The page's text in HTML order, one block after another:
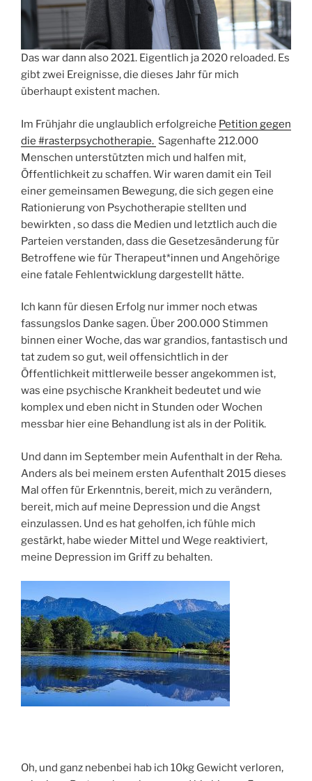
Das war dann also 2021. Eigentlich ja 2020 reloaded. Es
gibt zwei Ereignisse, die dieses Jahr für mich
überhaupt existent machen.
Im Frühjahr die unglaublich erfolgreiche Petition gegen
die #rasterpsychotherapie. Sagenhafte 212.000
Menschen unterstützten mich und halfen mit,
Öffentlichkeit zu schaffen. Wir waren damit ein Teil
einer gemeinsamen Bewegung, die sich gegen eine
Rationierung von Psychotherapie stellten und
bewirkten , so dass die Medien und letztlich auch die
Parteien verstanden, dass die Gesetzesänderung für
Betroffene wie für Therapeut*innen und Angehörige
eine fatale Fehlentwicklung dargestellt hätte.
Ich kann für diesen Erfolg nur immer noch etwas
fassungslos Danke sagen. Über 200.000 Stimmen
binnen einer Woche, das war grandios, fantastisch und
tat zudem so gut, weil offensichtlich in der
Öffentlichkeit mittlerweile besser angekommen ist,
was eine psychische Krankheit bedeutet und wie
komplex und eben nicht in Stunden oder Wochen
messbar hier eine Behandlung ist als in der Politik.
Und dann im September mein Aufenthalt in der Reha.
Anders als bei meinem ersten Aufenthalt 2015 dieses
Mal offen für Erkenntnis, bereit, mich zu verändern,
bereit, mich auf meine Depression und die Angst
einzulassen. Und es hat geholfen, ich fühle mich
gestärkt, habe wieder Mittel und Wege reaktiviert,
meine Depression im Griff zu behalten.
Oh, und ganz nebenbei hab ich 10kg Gewicht verloren,